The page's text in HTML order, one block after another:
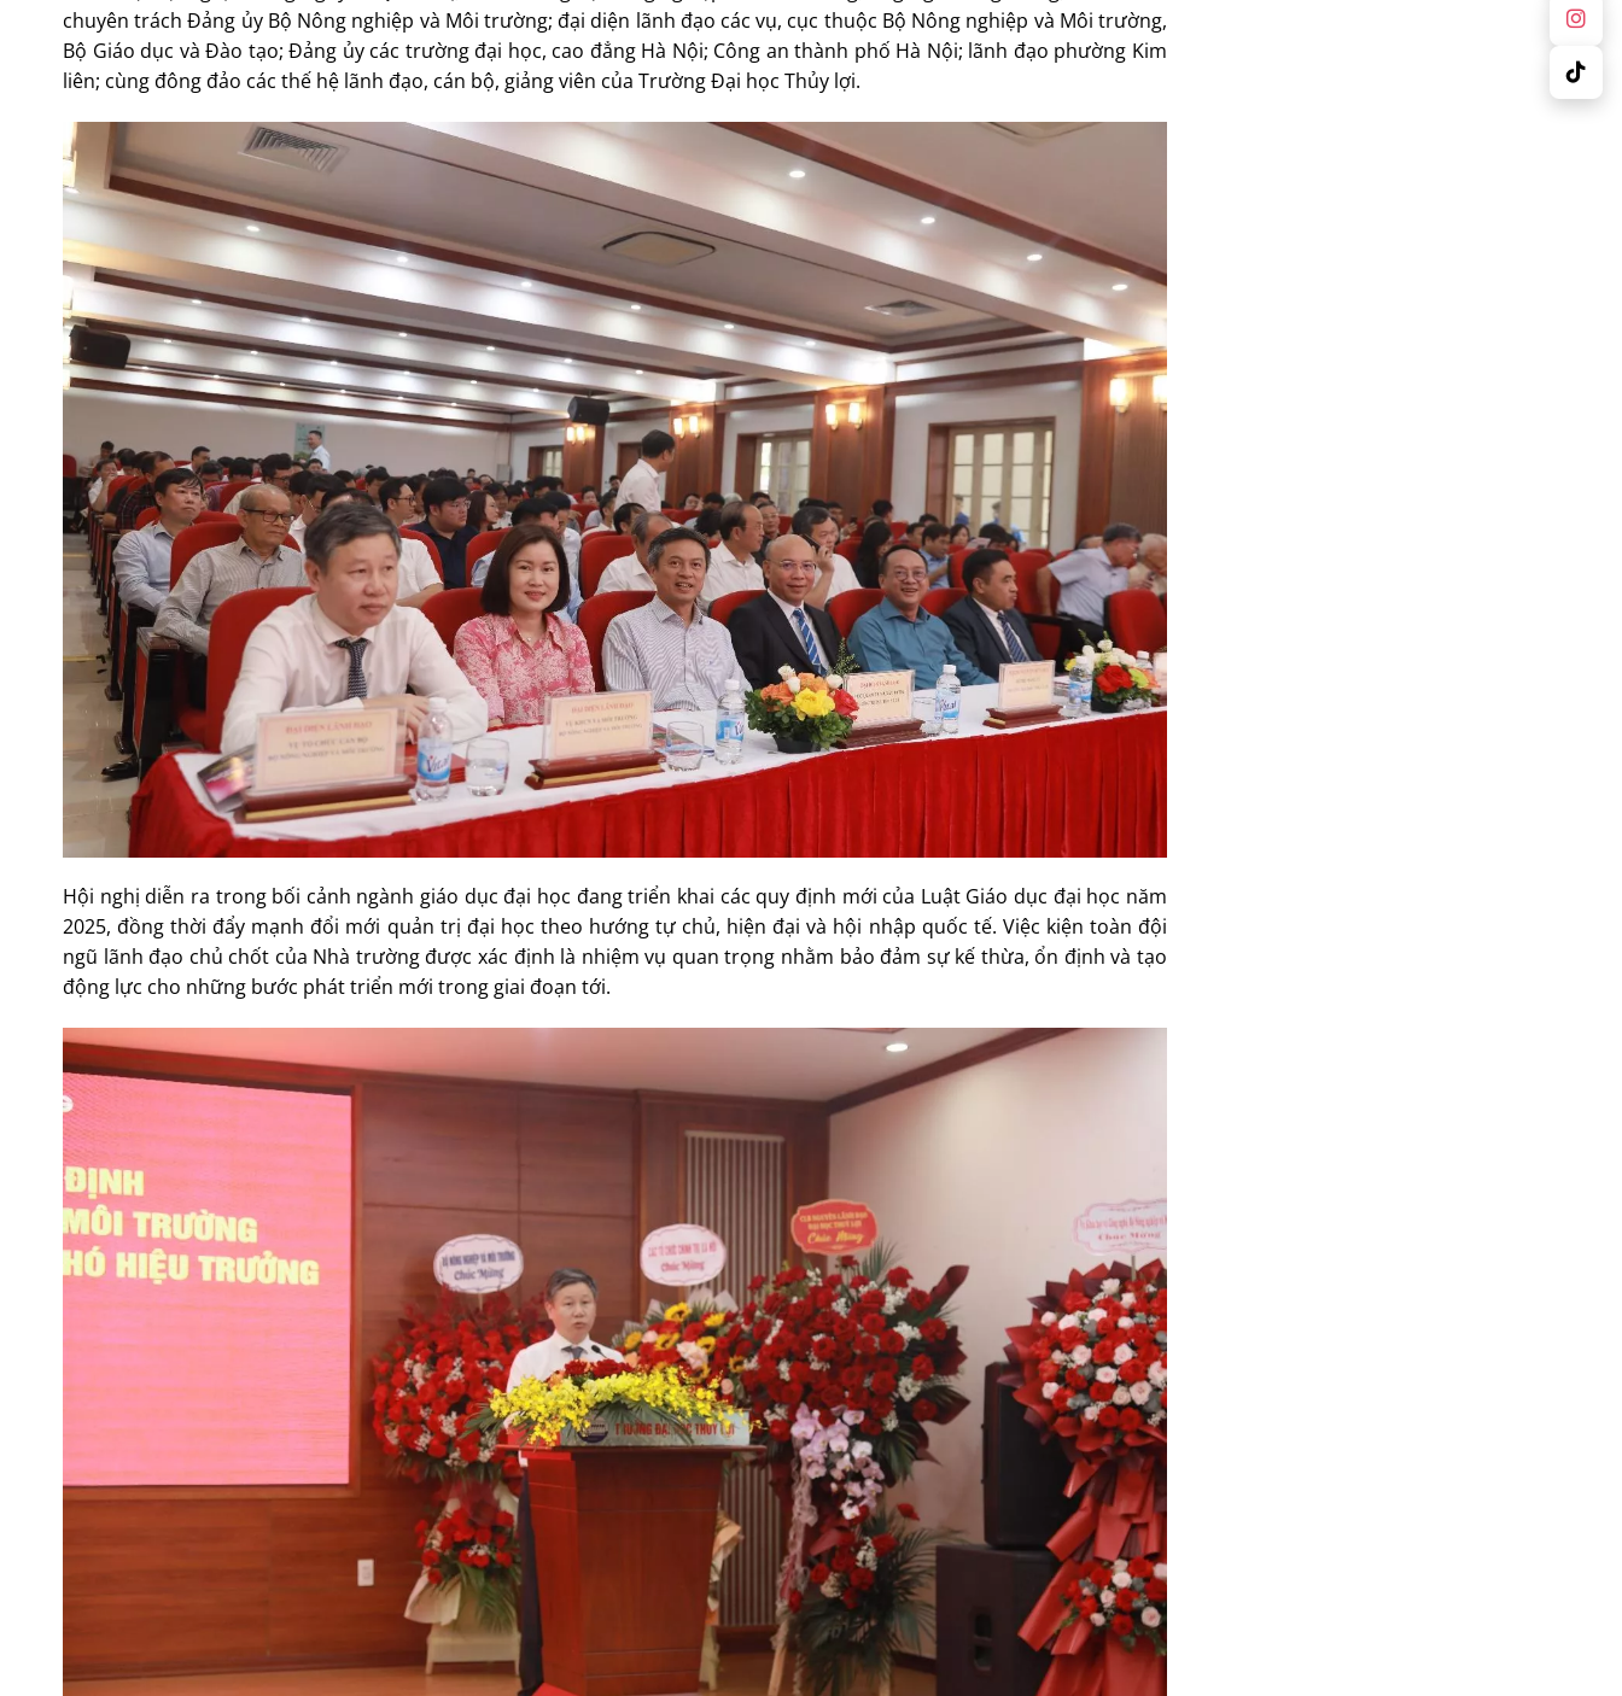
chuyên trách Đảng ủy Bộ Nông nghiệp và Môi trường; đại diện lãnh đạo các vụ, cục thuộc Bộ Nông nghiệp và Môi trường,
Bộ Giáo dục và Đào tạo; Đảng ủy các trường đại học, cao đẳng Hà Nội; Công an thành phố Hà Nội; lãnh đạo phường Kim
liên; cùng đông đảo các thế hệ lãnh đạo, cán bộ, giảng viên của Trường Đại học Thủy lợi.
Hội nghị diễn ra trong bối cảnh ngành giáo dục đại học đang triển khai các quy định mới của Luật Giáo dục đại học năm
2025, đồng thời đẩy mạnh đổi mới quản trị đại học theo hướng tự chủ, hiện đại và hội nhập quốc tế. Việc kiện toàn đội
ngũ lãnh đạo chủ chốt của Nhà trường được xác định là nhiệm vụ quan trọng nhằm bảo đảm sự kế thừa, ổn định và tạo
động lực cho những bước phát triển mới trong giai đoạn tới.